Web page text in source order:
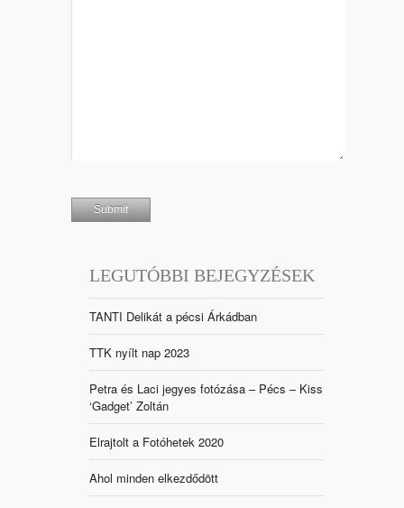
LEGUTÓBBI BEJEGYZÉSEK
TANTI Delikát a pécsi Árkádban
TTK nyílt nap 2023
Petra és Laci jegyes fotózása – Pécs – Kiss
‘Gadget’ Zoltán
Elrajtolt a Fotóhetek 2020
Ahol minden elkezdődött